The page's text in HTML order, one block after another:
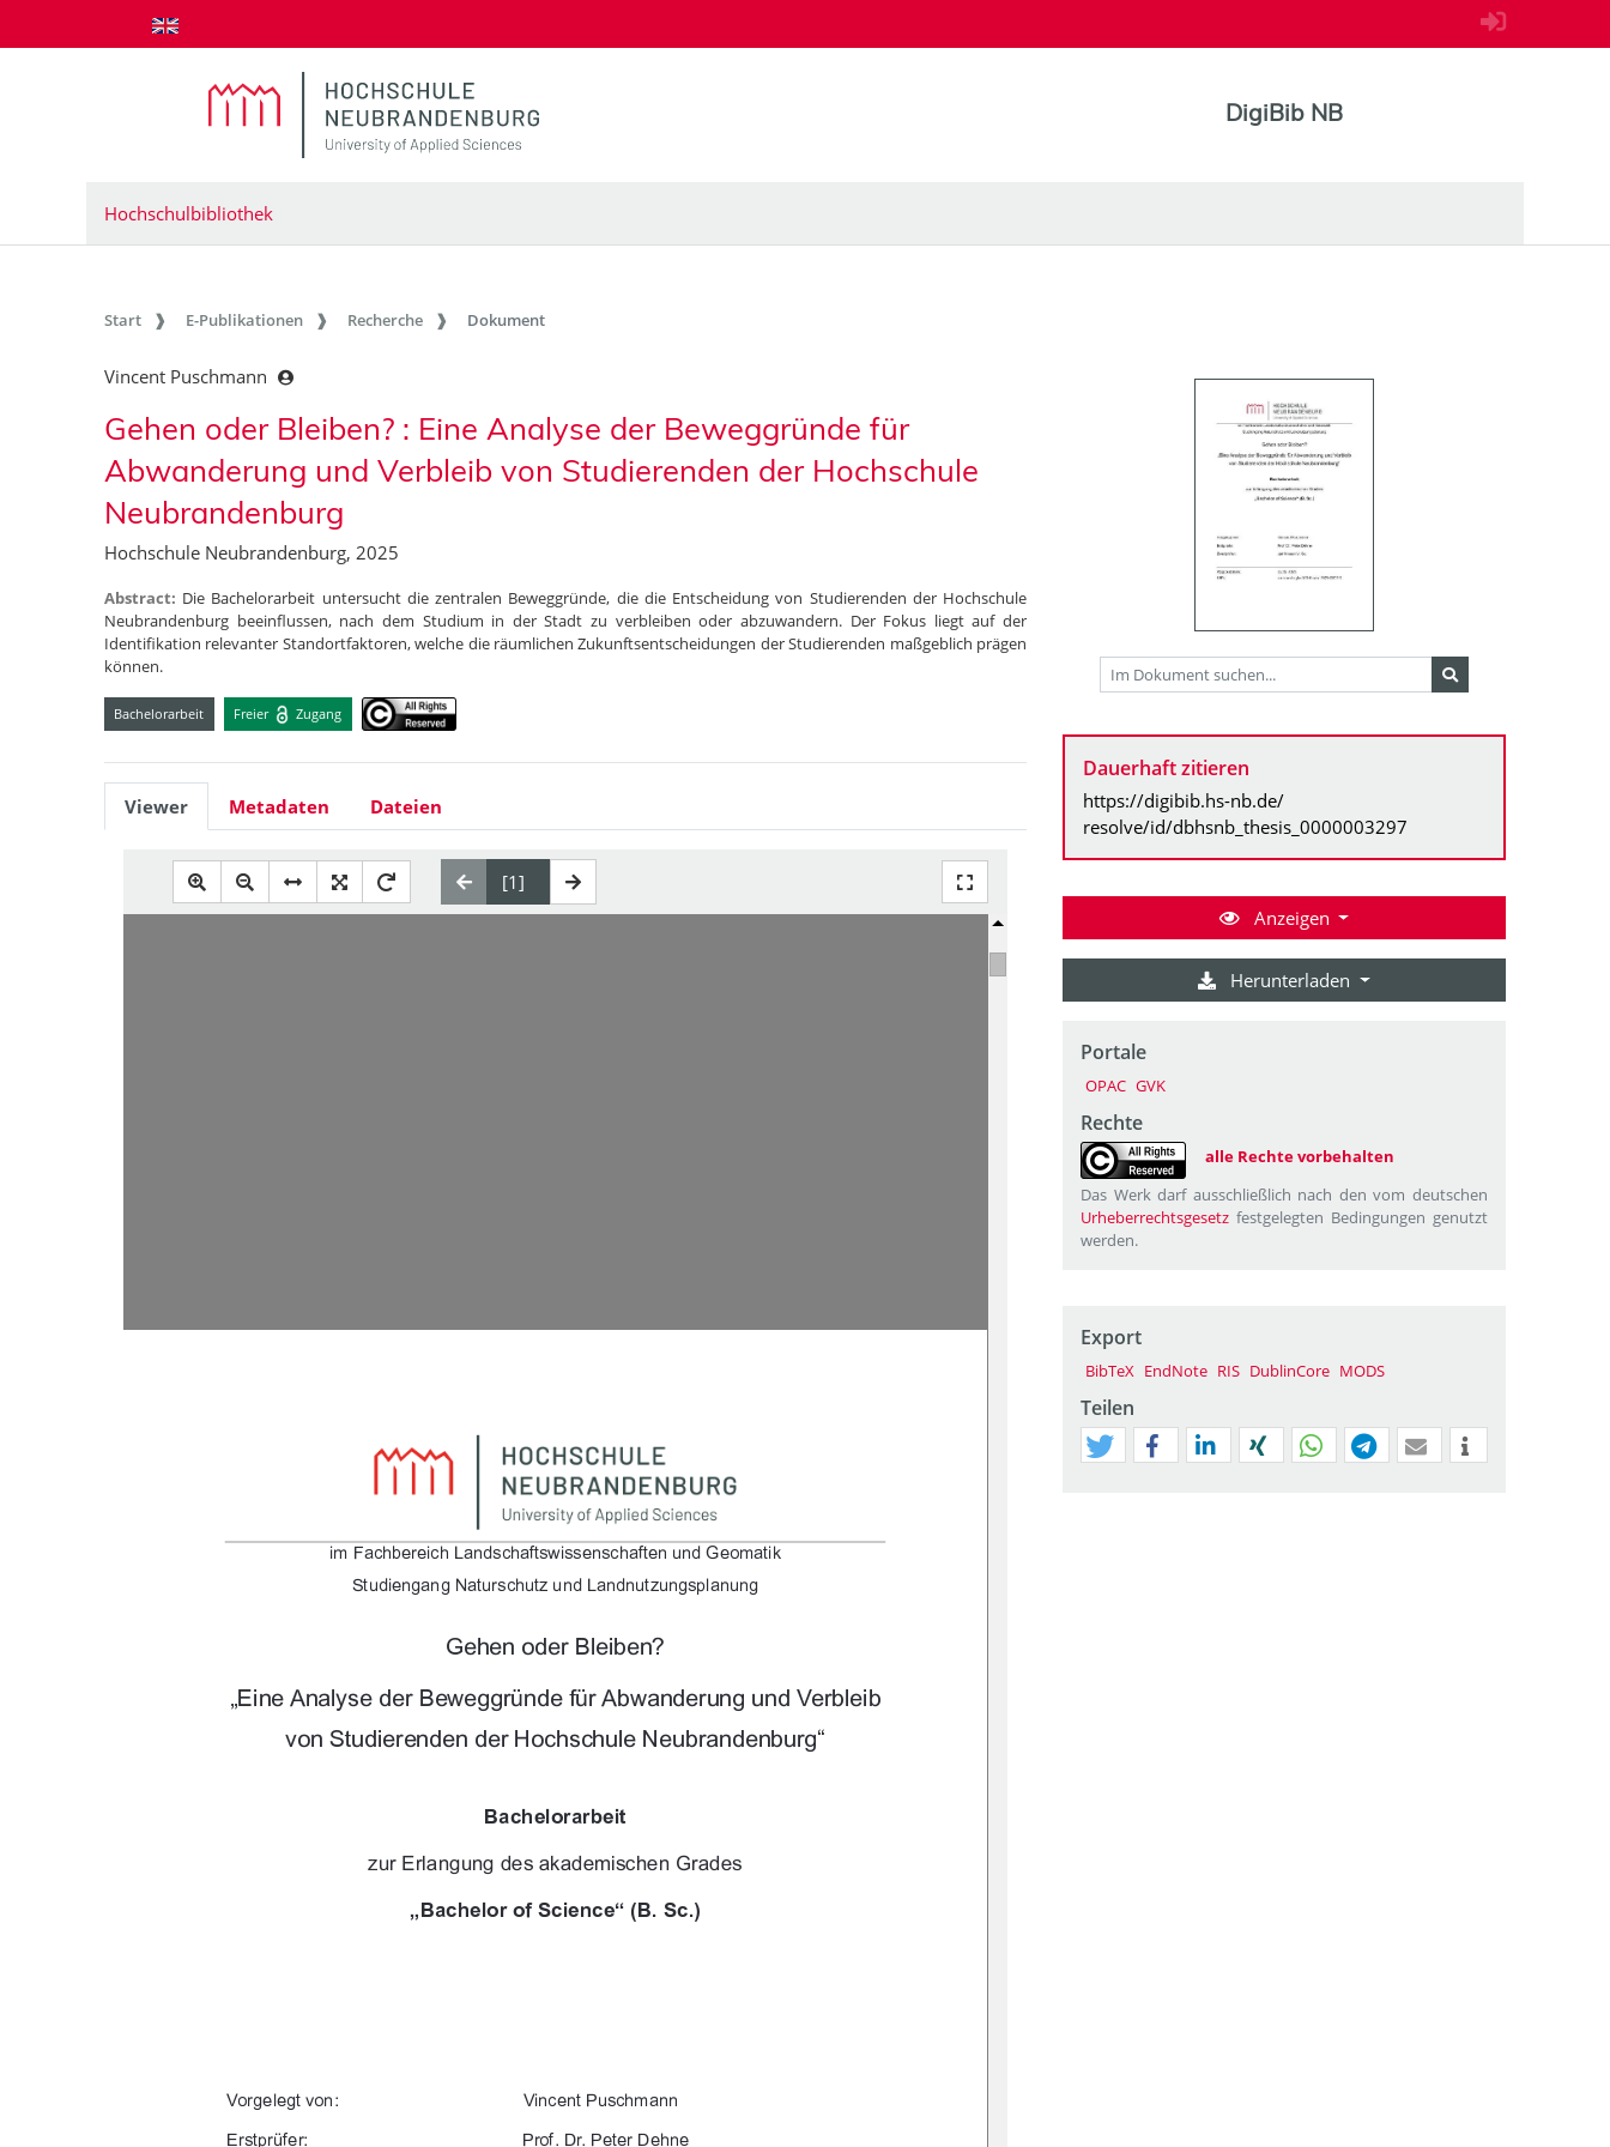
zum Inhalt springen
DigiBib NB
Hochschulbibliothek
Start E-Publikationen Recherche Dokument
Vincent Puschmann
Gehen oder Bleiben? : Eine Analyse der Beweggründe für
Abwanderung und Verbleib von Studierenden der Hochschule
Neubrandenburg
Hochschule Neubrandenburg, 2025
Abstract: Die Bachelorarbeit untersucht die zentralen Beweggründe, die die Entscheidung von Studierenden der Hochschule
Neubrandenburg beeinflussen, nach dem Studium in der Stadt zu verbleiben oder abzuwandern. Der Fokus liegt auf der
Identifikation relevanter Standortfaktoren, welche die räumlichen Zukunftsentscheidungen der Studierenden maßgeblich prägen
können.
Bachelorarbeit Freier Zugang
Viewer Metadaten Dateien
&) %"-"& %*!. %#/.2&.."*. %#/"*0*!"+)/&'
/0!&"*$*$/0-. %0/30*!*!*0/30*$.,(*0*$

!
	 
$!(+--!%/
		

9$!(+-+"%!*!7
+-$"("$/1+*&* "*/0. %)**
-./,-4#"--+#-"/"-"%*"
Dauerhaft zitieren
https://digibib.hs-nb.de/
resolve/id/dbhsnb_thesis_0000003297
Anzeigen
Herunterladen
Portale
OPAC GVK
Rechte
alle Rechte vorbehalten
Das Werk darf ausschließlich nach den vom deutschen
Urheberrechtsgesetz festgelegten Bedingungen genutzt
werden.
Export
BibTeX EndNote RIS DublinCore MODS
Teilen